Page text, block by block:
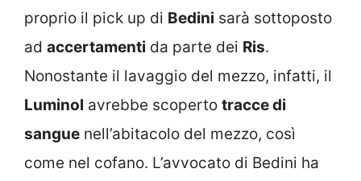
proprio il pick up di Bedini sarà sottoposto
ad accertamenti da parte dei Ris.
Nonostante il lavaggio del mezzo, infatti, il
Luminol avrebbe scoperto tracce di
sangue nell’abitacolo del mezzo, così
come nel cofano. L’avvocato di Bedini ha